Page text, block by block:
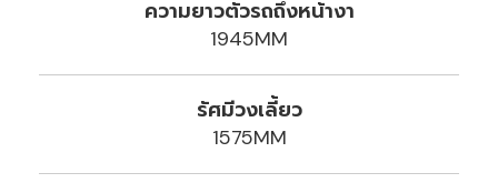
ความยาวตัวรถถึงหน้างา
1945MM
รัศมีวงเลี้ยว
1575MM